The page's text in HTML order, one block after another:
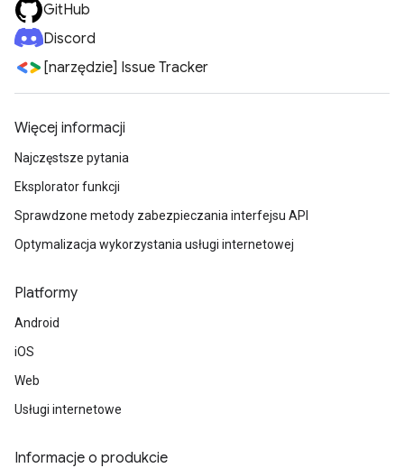
GitHub
Discord
[narzędzie] Issue Tracker
Więcej informacji
Najczęstsze pytania
Eksplorator funkcji
Sprawdzone metody zabezpieczania interfejsu API
Optymalizacja wykorzystania usługi internetowej
Platformy
Android
iOS
Web
Usługi internetowe
Informacje o produkcie